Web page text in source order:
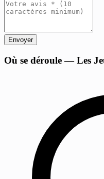
Envoyer
Où se déroule — Les